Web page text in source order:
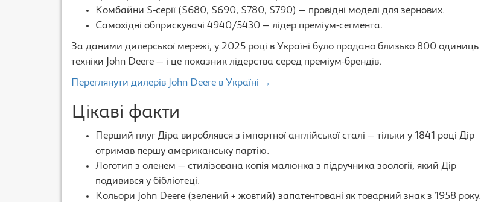
Комбайни S-серії (S680, S690, S780, S790) — провідні моделі для зернових.
Самохідні обприскувачі 4940/5430 — лідер преміум-сегмента.
За даними дилерської мережі, у 2025 році в Україні було продано близько 800 одиниць
техніки John Deere — і це показник лідерства серед преміум-брендів.
Переглянути дилерів John Deere в Україні →
Цікаві факти
Перший плуг Дiра вироблявся з імпортної англійської сталі — тільки у 1841 році Дір
отримав першу американську партію.
Логотип з оленем — стилізована копія малюнка з підручника зоології, який Дір
подивився у бібліотеці.
Кольори John Deere (зелений + жовтий) запатентовані як товарний знак з 1958 року.